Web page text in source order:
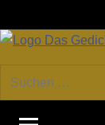
Inhalt
GEDICHT
Forum
von
DAS
Suchen
nach: